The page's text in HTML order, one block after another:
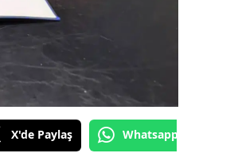
X'de Paylaş Whatsapp'tan